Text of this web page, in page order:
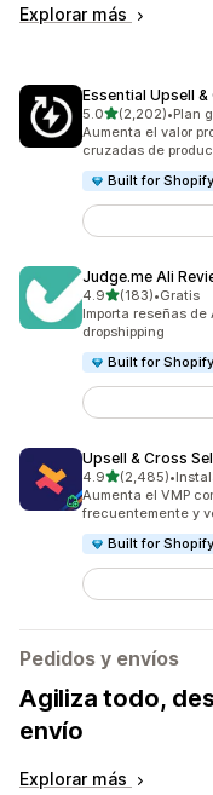
Explorar más
Essential Upsell &
5.0de 5 estrellas
(2,202)
2202 reseñas en
•Plan
Aumenta el valor
cruzadas de
Built for Shopify
Judge.me Ali
4.9de 5 estrellas
(183)
183 reseñas en total
•Gratis
Importa reseñas
dropshipping
Built for Shopify
Upsell & Cross
4.9de 5 estrellas
(2,485)
2485 reseñas en
•
Aumenta el VMP
frecuentemente y
Built for Shopify
Pedidos y envíos
Agiliza todo,
envío
Explorar más